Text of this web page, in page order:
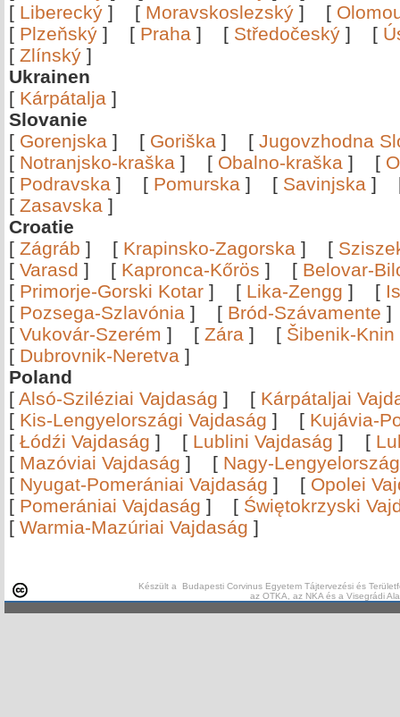
[ Liberecký ] [ Moravskoslezský ] [
[ Plzeňský ] [ Praha ] [ Středočeský ] [
[ Zlínský ]
Ukrainen
[ Kárpátalja ]
Slovanie
[ Gorenjska ] [ Goriška ] [ Jugovzhodna
[ Notranjsko-kraška ] [ Obalno-kraška ] [
[ Podravska ] [ Pomurska ] [ Savinjska ]
[ Zasavska ]
Croatie
[ Zágráb ] [ Krapinsko-Zagorska ] [
[ Varasd ] [ Kapronca-Kőrös ] [ Belovar-
[ Primorje-Gorski Kotar ] [ Lika-Zengg ] [
[ Pozsega-Szlavónia ] [ Bród-Szávamente
[ Vukovár-Szerém ] [ Zára ] [ Šibenik-Knin
[ Dubrovnik-Neretva ]
Poland
[ Alsó-Sziléziai Vajdaság ] [ Kárpátaljai
[ Kis-Lengyelországi Vajdaság ] [ Kujávia-
[ Łódźi Vajdaság ] [ Lublini Vajdaság ] [
[ Mazóviai Vajdaság ] [ Nagy-
[ Nyugat-Pomerániai Vajdaság ] [ Opolei
[ Pomerániai Vajdaság ] [ Świętokrzyski
[ Warmia-Mazúriai Vajdaság ]
Készült a Budapesti Corvinus Egyetem Tájtervezési és
az OTKA, az NKA és a Visegrádi